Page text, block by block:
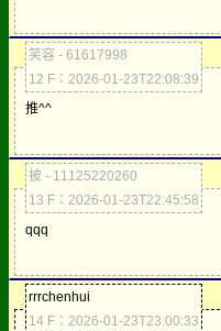
笑容 - 61617998
12 F：2026-01-23T22:08:39
推^^
披 - 11125220260
13 F：2026-01-23T22:45:58
qqq
rrrchenhui
14 F：2026-01-23T23:00:33